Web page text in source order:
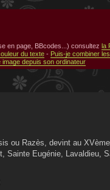
en page, BBcodes...) consultez la
du texte - Puis-je combiner
image depuis son ordinateur
ou Razès, devint au
Eugénie, Lavaldieu,